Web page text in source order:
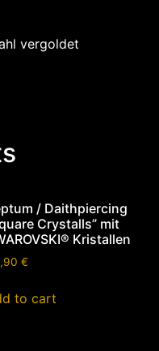
vergoldet
/ Daithpiercing
Crystalls” mit
Kristallen
€
to cart